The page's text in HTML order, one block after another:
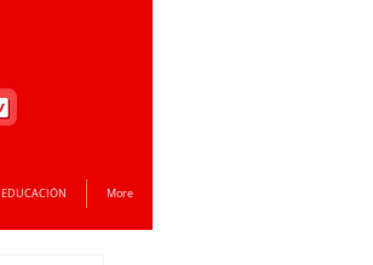
EDUCACIÓN More